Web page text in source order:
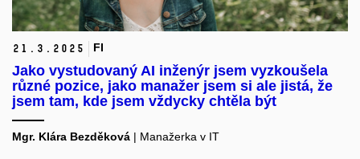
21. 3. 2025 FI
Jako vystudovaný AI inženýr jsem vyzkoušela
různé pozice, jako manažer jsem si ale jistá, že
jsem tam, kde jsem vždycky chtěla být
Mgr. Klára Bezděková | Manažerka v IT